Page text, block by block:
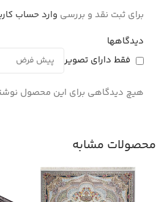
دیدگاهها
فقط دارای تصویر
هیچ دیدگاهی برای این محصول
برای ثبت نقد و بررسی وارد حساب
محصولات مشابه